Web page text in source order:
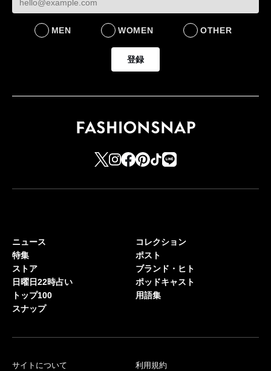
MEN WOMEN OTHER
登録
ニュース
特集
ストア
日曜日22時占い
トップ100
スナップ
コレクション
ポスト
ブランド・ヒト
ポッドキャスト
用語集
サイトについて
利用規約